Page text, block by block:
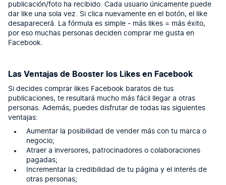
publicación/foto ha recibido. Cada usuario únicamente puede
dar like una sola vez. Si clica nuevamente en el botón, el like
desaparecerá. La fórmula es simple ‐ más likes = más éxito,
por eso muchas personas deciden comprar me gusta en
Facebook.
Las Ventajas de Booster los Likes en Facebook
Si decides comprar likes Facebook baratos de tus
publicaciones, te resultará mucho más fácil llegar a otras
personas. Además, puedes disfrutar de todas las siguientes
ventajas:
Aumentar la posibilidad de vender más con tu marca o
negocio;
Atraer a inversores, patrocinadores o colaboraciones
pagadas;
Incrementar la credibilidad de tu página y el interés de
otras personas;